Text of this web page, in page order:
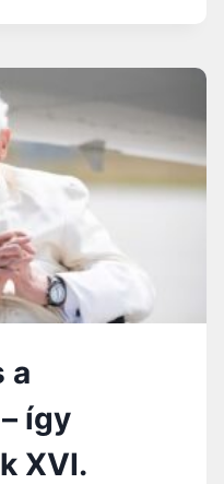
a
így
XVI.